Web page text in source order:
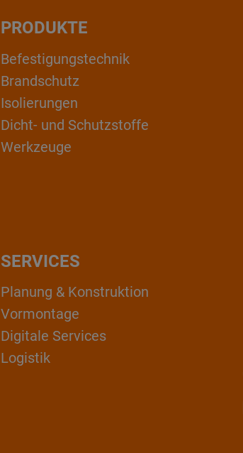
PRODUKTE
Befestigungstechnik
Brandschutz
Isolierungen
Dicht- und Schutzstoffe
Werkzeuge
SERVICES
Planung & Konstruktion
Vormontage
Digitale Services
Logistik